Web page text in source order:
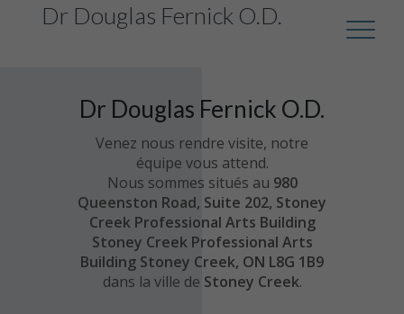
Dr Douglas Fernick O.D.
Dr Douglas Fernick O.D.
Venez nous rendre visite, notre
équipe vous attend.
Nous sommes situés au 980
Queenston Road, Suite 202, Stoney
Creek Professional Arts Building
Stoney Creek Professional Arts
Building Stoney Creek, ON L8G 1B9
dans la ville de Stoney Creek.